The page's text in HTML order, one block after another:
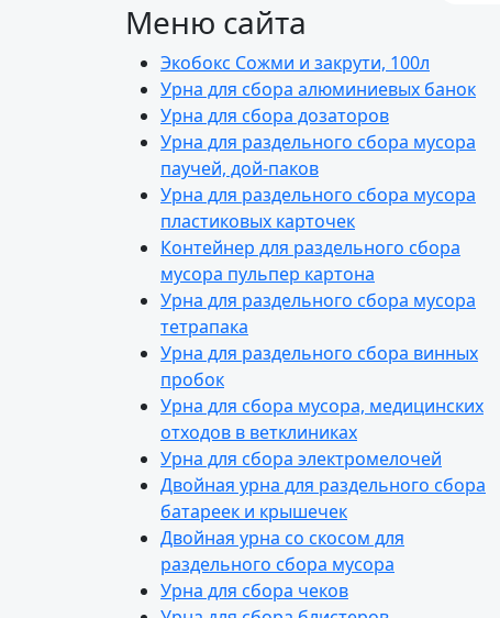
Меню сайта
Экобокс Сожми и закрути, 100л
Урна для сбора алюминиевых банок
Урна для сбора дозаторов
Урна для раздельного сбора мусора
паучей, дой-паков
Урна для раздельного сбора мусора
пластиковых карточек
Контейнер для раздельного сбора
мусора пульпер картона
Урна для раздельного сбора мусора
тетрапака
Урна для раздельного сбора винных
пробок
Урна для сбора мусора, медицинских
отходов в ветклиниках
Урна для сбора электромелочей
Двойная урна для раздельного сбора
батареек и крышечек
Двойная урна со скосом для
раздельного сбора мусора
Урна для сбора чеков